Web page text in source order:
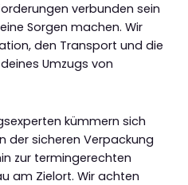
verbunden sein
Sorgen machen. Wir
den Transport und die
Umzugs von
kümmern sich
der sicheren Verpackung
zur termingerechten
am Zielort. Wir achten